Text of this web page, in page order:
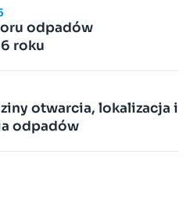
odpadów
roku
otwarcia, lokalizacja i
odpadów